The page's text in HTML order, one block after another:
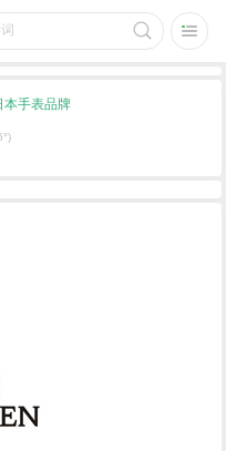
本手表品牌